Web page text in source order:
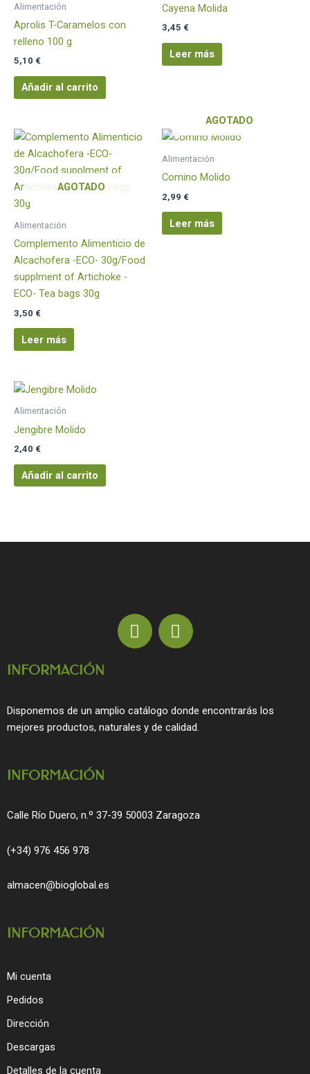
Alimentación
Aprolis T-Caramelos con
relleno 100 g
5,10 €
Añadir al carrito
Cayena Molida
3,45 €
Leer más
AGOTADO
Alimentación
Complemento Alimenticio de
Alcachofera -ECO- 30g/Food
supplment of Artichoke -
ECO- Tea bags 30g
3,50 €
Leer más
AGOTADO
Alimentación
Comino Molido
2,99 €
Leer más
Alimentación
Jengibre Molido
2,40 €
Añadir al carrito
F
a
o
o
I
n
g
r
INFORMACIÓN
Disponemos de un amplio catálogo donde encontrarás los
mejores productos, naturales y de calidad.
INFORMACIÓN
Calle Río Duero, n.º 37-39 50003 Zaragoza
(+34) 976 456 978
almacen@bioglobal.es
INFORMACIÓN
Mi cuenta
Pedidos
Dirección
Descargas
Detalles de la cuenta